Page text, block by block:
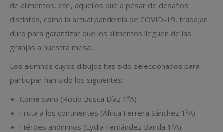
de alimentos, etc., aquellos que a pesar de desafíos
distintos, como la actual pandemia de COVID-19, trabajan
duro para garantizar que los alimentos lleguen de las
granjas a nuestra mesa.
Los alumnos cuyos dibujos has sido seleccionados para
participar han sido los siguientes:
Come sano (Rocío Busca Díaz 1ºA)
Fruta a los continentes (África Ferrera Sánchez 1ºA)
Héroes anónimos (Lydia Fernández Banda 1ºA)